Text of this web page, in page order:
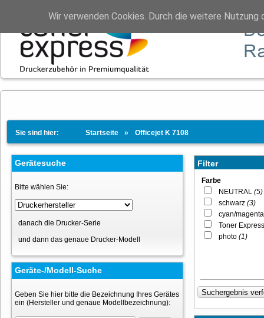
Sie sind hier: Startseite Officejet K 7108
Gerätesuche
Bitte wählen Sie:
danach die Drucker-Serie
und dann das genaue Drucker-Modell
Geräte-/Modell-Suche
Geben Sie hier bitte die Bezeichnung Ihres Gerätes
ein (Hersteller und genaue Modellbezeichnung):
Filter
Farbe
NEUTRAL (5)
schwarz (3)
cyan/
Toner
photo (1)
Wir verwenden Cookies. Durch die weitere